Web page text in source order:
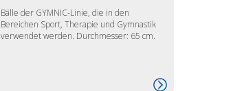
Bälle der GYMNIC-Linie, die in den
Bereichen Sport, Therapie und Gymnastik
verwendet werden. Durchmesser: 65 cm.